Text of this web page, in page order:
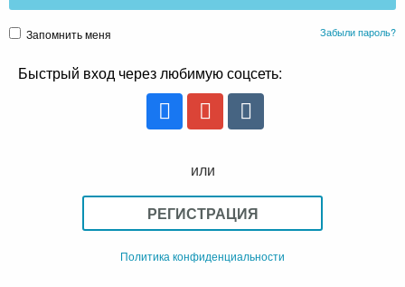
Запомнить меня Забыли пароль?
Быстрый вход через любимую соцсеть:
или
РЕГИСТРАЦИЯ
Политика конфиденциальности